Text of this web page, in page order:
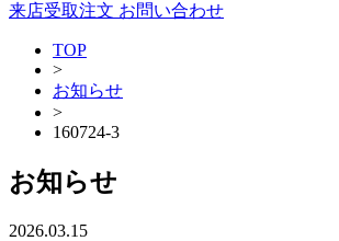
来店受取注文 お問い合わせ
TOP
>
お知らせ
>
160724-3
お知らせ
2026.03.15